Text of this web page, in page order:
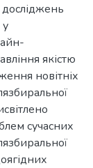
у
якістю
новітніх
сучасних